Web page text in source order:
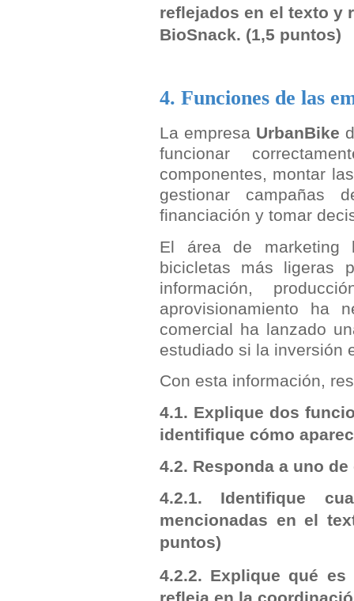
reflejados en el texto y
BioSnack. (1,5 puntos)
4. Funciones de las
La empresa UrbanBike
funcionar
componentes, montar
gestionar campañas
financiación y tomar
El área de marketing
bicicletas más ligeras
información,
aprovisionamiento ha
comercial ha lanzado
estudiado si la inversión
Con esta información,
4.1. Explique dos
identifique cómo
4.2. Responda a uno
4.2.1. Identifique
mencionadas en el
puntos)
4.2.2. Explique qué
refleja en la